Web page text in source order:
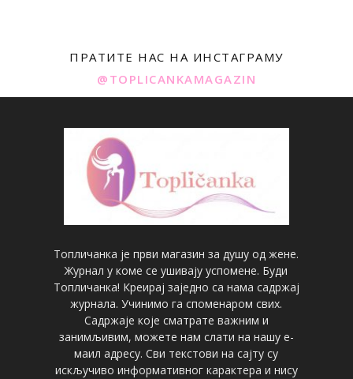
ПРАТИТЕ НАС НА ИНСТАГРАМУ
@TOPLICANKAMAGAZIN
Топличанка је први магазин за душу од жене.
Журнал у коме се ушивају успомене. Буди
Топличанка! Креирај заједно са нама садржај
журнала. Учинимо га споменаром свих.
Садржаје које сматрате важним и
занимљивим, можете нам слати на нашу е-
маил адресу. Сви текстови на сајту су
искључиво информативног карактера и нису